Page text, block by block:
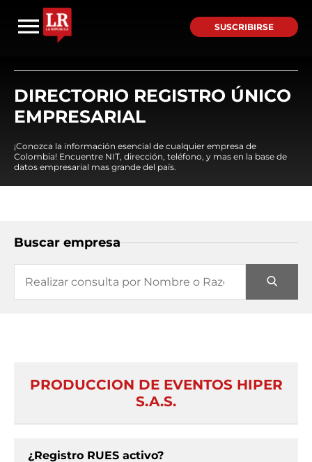
SUSCRIBIRSE
DIRECTORIO REGISTRO ÚNICO
EMPRESARIAL
¡Conozca la información esencial de cualquier empresa de
Colombia! Encuentre NIT, dirección, teléfono, y mas en la base de
datos empresarial mas grande del país.
Buscar empresa
PRODUCCION DE EVENTOS HIPER
S.A.S.
¿Registro RUES activo?